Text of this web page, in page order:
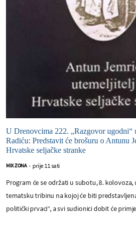
U Drenovcima 222. „Razgovor ugodni“
Radiću: Predstavit će brošuru o Antunu
Hrvatske seljačke stranke
MIX ZONA - prije 11 sati
Program će se održati u subotu, 8. kolovoza,
tematsku tribinu na kojoj će biti
politički prvaci“, a svi sudionici dobit će